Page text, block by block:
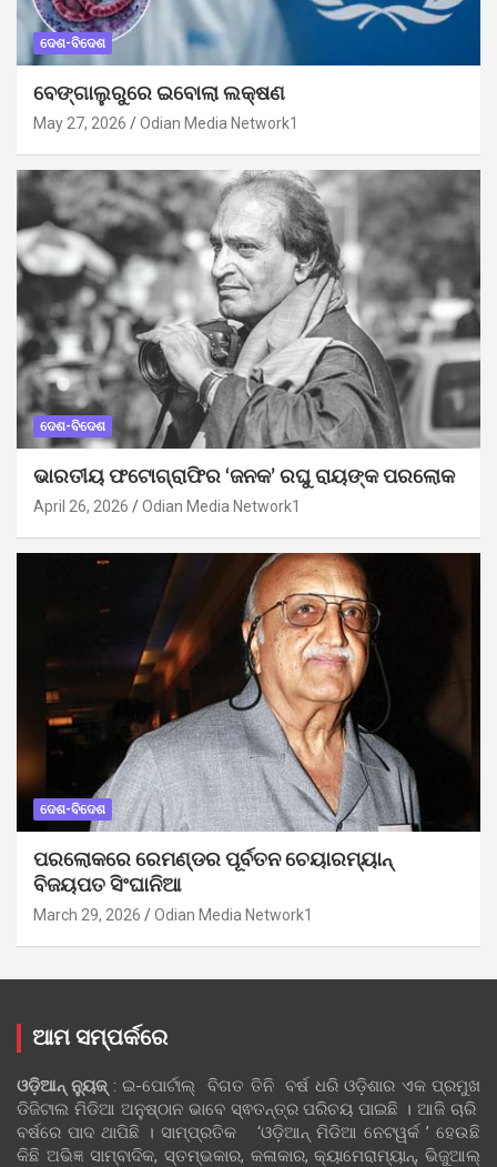
ଦେଶ-ବିଦେଶ
ବେଙ୍ଗାଲୁରୁରେ ଇବୋଲା ଲକ୍ଷଣ
May 27, 2026 Odian Media Network1
ଦେଶ-ବିଦେଶ
ଭାରତୀୟ ଫଟୋଗ୍ରାଫିର ‘ଜନକ’ ରଘୁ ରାୟଙ୍କ ପରଲୋକ
April 26, 2026 Odian Media Network1
ଦେଶ-ବିଦେଶ
ପରଲୋକରେ ରେମଣ୍ଡର ପୂର୍ବତନ ଚେୟାରମ୍ୟାନ୍
ବିଜୟପତ ସିଂଘାନିଆ
March 29, 2026 Odian Media Network1
ଆମ ସମ୍ପର୍କରେ
ଓଡ଼ିଆନ୍‍ ନ୍ୟୁଜ୍‍: ଇ-ପୋର୍ଟାଲ୍ ବିଗତ ତିନି ବର୍ଷ ଧରି ଓଡ଼ିଶାର ଏକ ପ୍ରମୁଖ
ଡିଜିଟାଲ ମିଡିଆ ଅନୁଷ୍ଠାନ ଭାବେ ସ୍ଵତନ୍ତ୍ର ପରିଚୟ ପାଇଛି । ଆଜି ଚାରି
ବର୍ଷରେ ପାଦ ଥାପିଛି । ସାମ୍ପ୍ରତିକ ‘ଓଡ଼ିଆନ୍‍ ମିଡିଆ ନେଟୱର୍କ ’ ହେଉଛି
କିଛି ଅଭିଜ୍ଞ ସାମ୍ବାଦିକ, ସ୍ତମ୍ଭକାର, କଳାକାର, କ୍ୟାମେରାମ୍ୟାନ୍, ଭିଜୁଆଲ୍